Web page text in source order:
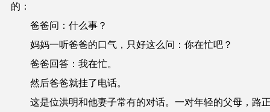
的：
爸爸问：什么事？
妈妈一听爸爸的口气，只好这么问：你在忙吧？
爸爸回答：我在忙。
然后爸爸就挂了电话。
这是位洪明和他妻子常有的对话。一对年轻的父母，路